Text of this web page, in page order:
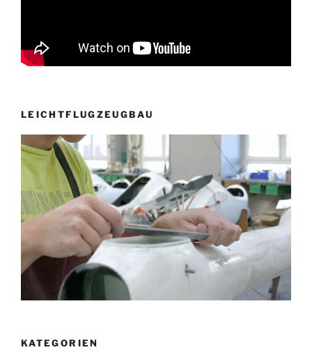
LEICHTFLUGZEUGBAU
KATEGORIEN